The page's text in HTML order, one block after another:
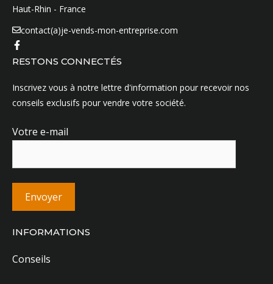
Haut-Rhin - France
contact(a)je-vends-mon-entreprise.com
RESTONS CONNECTÉS
Inscrivez vous à notre lettre d'information pour recevoir nos
conseils exclusifs pour vendre votre société.
Votre e-mail
INFORMATIONS
Conseils